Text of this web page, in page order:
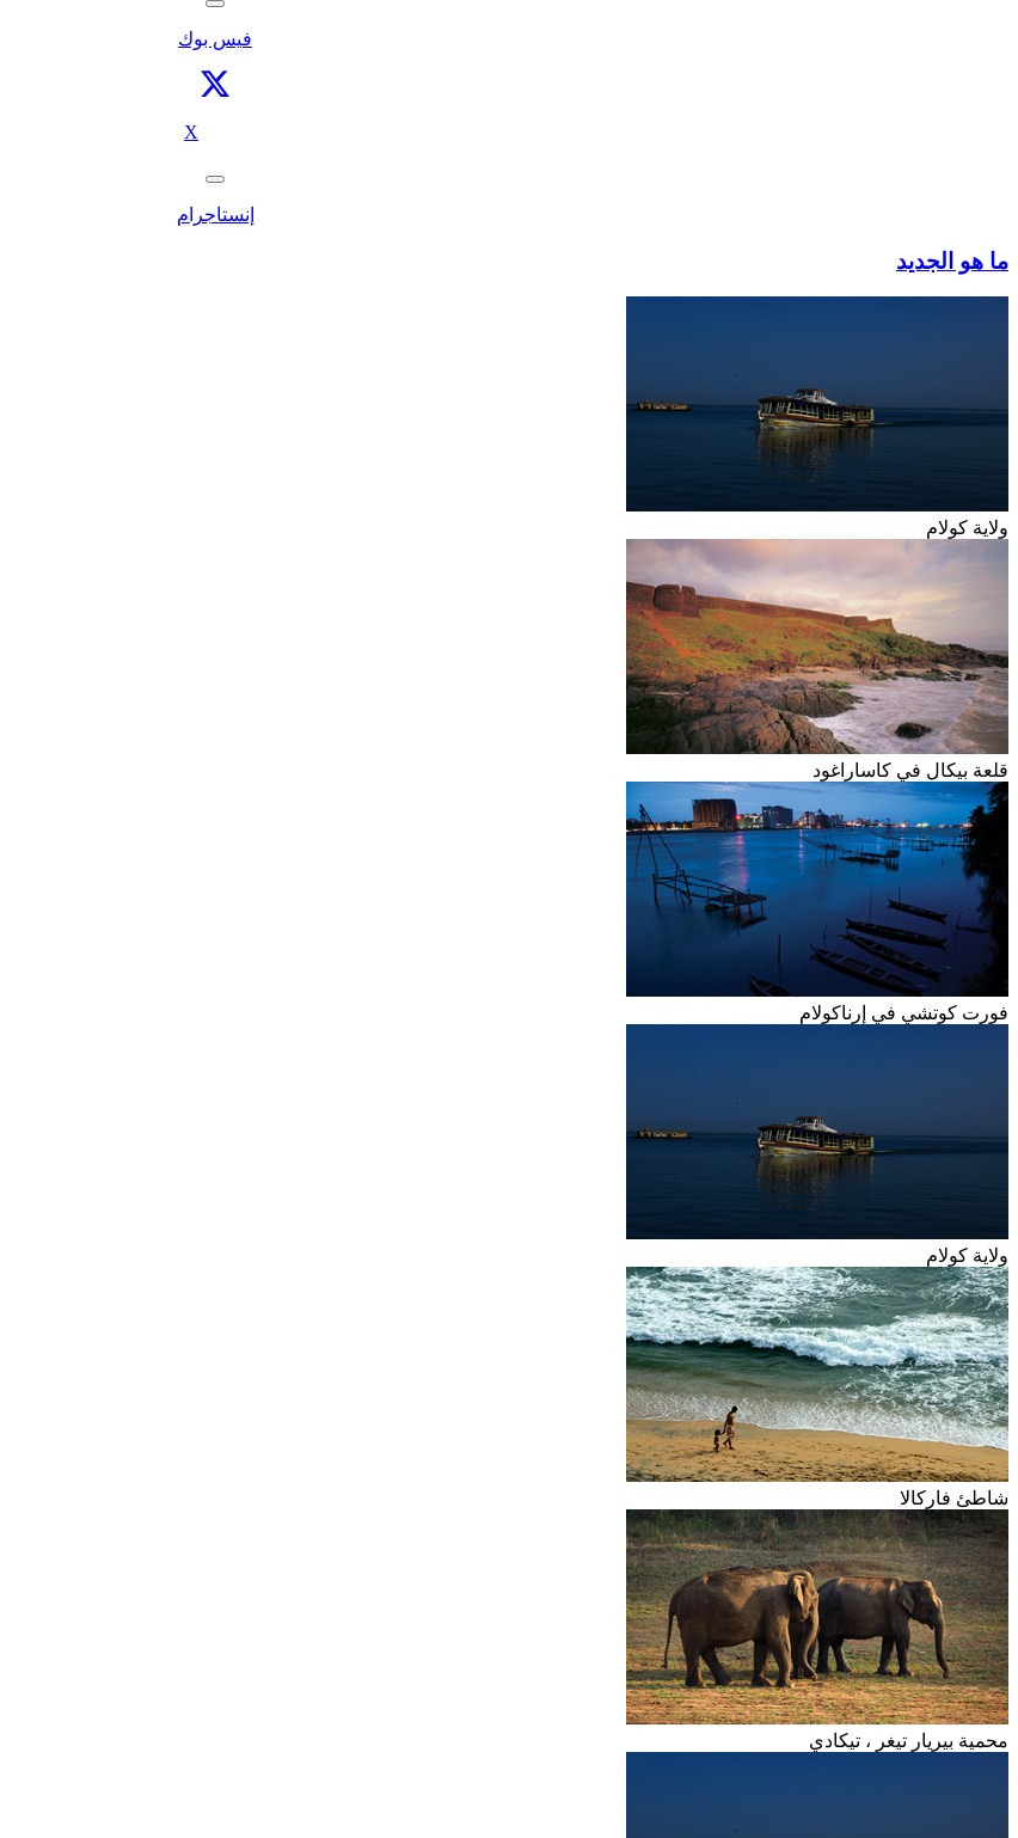
فيس بوك
X
إنستاجرام
ما هو الجديد
ولاية كولام
قلعة بيكال في كاساراغود
فورت كوتشي في إرناكولام
ولاية كولام
شاطئ فاركالا
محمية بيريار تيغر ، تيكادي